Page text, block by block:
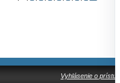
Vyhlásenie o